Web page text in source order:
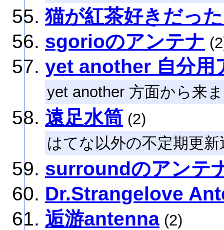
猫が紅茶好きだっ
sgorioのアンテナ
yet another 自分用
yet another 方面から来
遠足水筒 (2)
はてな以外の不定期更
surroundのアンテ
Dr.Strangelove
逅游antenna (2)